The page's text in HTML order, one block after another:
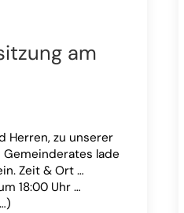
am
Herren, zu unserer
lade
Zeit & Ort …
18:00 Uhr …